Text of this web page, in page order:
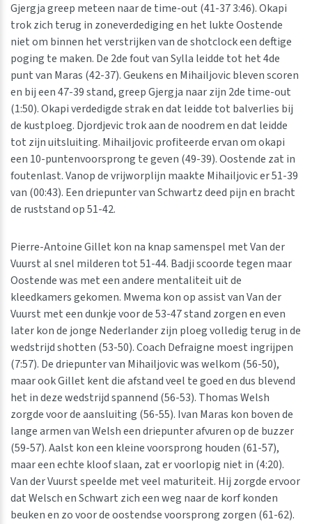
Gjergja greep meteen naar de time-out (41-37 3:46). Okapi
trok zich terug in zoneverdediging en het lukte Oostende
niet om binnen het verstrijken van de shotclock een deftige
poging te maken. De 2de fout van Sylla leidde tot het 4de
punt van Maras (42-37). Geukens en Mihailjovic bleven scoren
en bij een 47-39 stand, greep Gjergja naar zijn 2de time-out
(1:50). Okapi verdedigde strak en dat leidde tot balverlies bij
de kustploeg. Djordjevic trok aan de noodrem en dat leidde
tot zijn uitsluiting. Mihailjovic profiteerde ervan om okapi
een 10-puntenvoorsprong te geven (49-39). Oostende zat in
foutenlast. Vanop de vrijworplijn maakte Mihailjovic er 51-39
van (00:43). Een driepunter van Schwartz deed pijn en bracht
de ruststand op 51-42.
Pierre-Antoine Gillet kon na knap samenspel met Van der
Vuurst al snel milderen tot 51-44. Badji scoorde tegen maar
Oostende was met een andere mentaliteit uit de
kleedkamers gekomen. Mwema kon op assist van Van der
Vuurst met een dunkje voor de 53-47 stand zorgen en even
later kon de jonge Nederlander zijn ploeg volledig terug in de
wedstrijd shotten (53-50). Coach Defraigne moest ingrijpen
(7:57). De driepunter van Mihailjovic was welkom (56-50),
maar ook Gillet kent die afstand veel te goed en dus blevend
het in deze wedstrijd spannend (56-53). Thomas Welsh
zorgde voor de aansluiting (56-55). Ivan Maras kon boven de
lange armen van Welsh een driepunter afvuren op de buzzer
(59-57). Aalst kon een kleine voorsprong houden (61-57),
maar een echte kloof slaan, zat er voorlopig niet in (4:20).
Van der Vuurst speelde met veel maturiteit. Hij zorgde ervoor
dat Welsch en Schwart zich een weg naar de korf konden
beuken en zo voor de oostendse voorsprong zorgen (61-62).